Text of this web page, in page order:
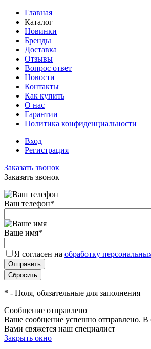
Главная
Каталог
Новинки
Бренды
Доставка
Отзывы
Вопрос ответ
Новости
Контакты
Как купить
О нас
Гарантии
Политика конфиденциальности
Вход
Регистрация
Заказать звонок
Заказать звонок
Ваш телефон*
Ваше имя*
Я согласен на обработку
* - Поля, обязательные для заполнения
Сообщение отправлено
Ваше сообщение успешно отправлено. В
Вами свяжется наш специалист
Закрыть окно